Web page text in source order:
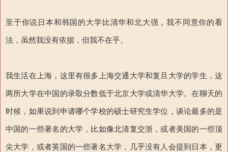
至于你说日本和韩国的大学比清华和北大强，我不同意你的看
法，虽然我没有依据，但我不在乎。
我生活在上海，这里有很多上海交通大学和复旦大学的学生，这
两所大学在中国的录取分数低于北京大学或清华大学。在聊天的
时候，如果说到申请哪个学校的硕士研究生学位，谈论最多的是
中国的一些著名的大学，比如像北清复交浙，或者美国的一些顶
尖大学，或者英国的一些著名大学，几乎没有人会提到日本，更